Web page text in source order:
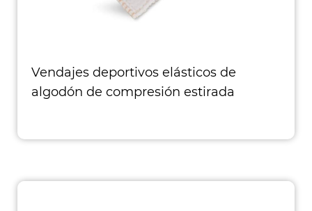
Vendajes deportivos elásticos de
algodón de compresión estirada